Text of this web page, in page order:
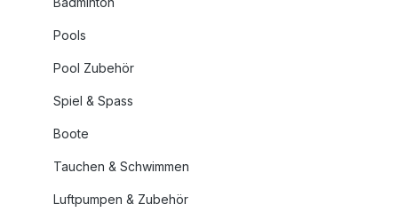
Pools
Pool Zubehör
Spiel & Spass
Boote
Tauchen & Schwimmen
Luftpumpen & Zubehör